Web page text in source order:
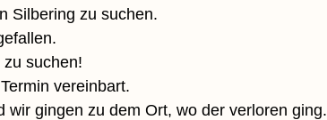
Silbering zu suchen.
suchen!
vereinbart.
wir gingen zu dem Ort, wo der verloren ging.